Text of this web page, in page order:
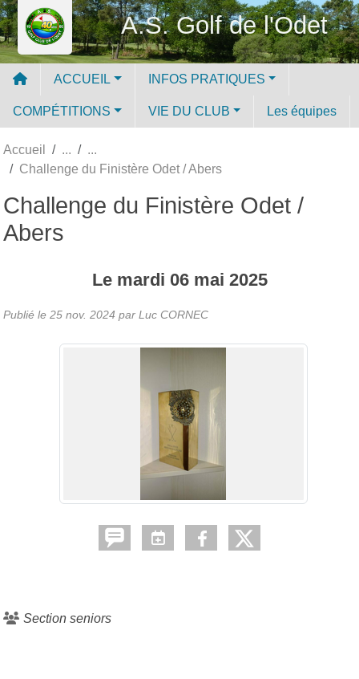
A.S. Golf de l'Odet
ACCUEIL INFOS PRATIQUES
COMPÉTITIONS VIE DU CLUB Les équipes
Accueil
Challenge du Finistère Odet / Abers
Challenge du Finistère Odet /
Abers
Le mardi 06 mai 2025
Publié le 25 nov. 2024 par Luc CORNEC
Section seniors
Panneau de gestion des cookies